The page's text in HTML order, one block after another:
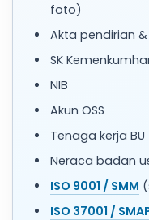
foto)
Akta pendirian
SK
NIB
Akun OSS
Tenaga kerja BU
Neraca badan
ISO 9001 / SMM
ISO 37001 /